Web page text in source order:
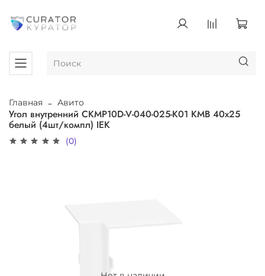
Главная Авито
Угол внутренний CKMP10D-V-040-025-K01 КМВ 40х25
белый (4шт/компл) IEK
(0)